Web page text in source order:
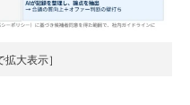
拡大表示］